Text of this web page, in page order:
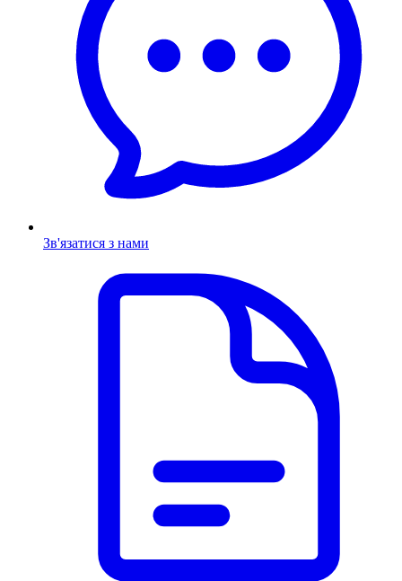
Зв'язатися з нами